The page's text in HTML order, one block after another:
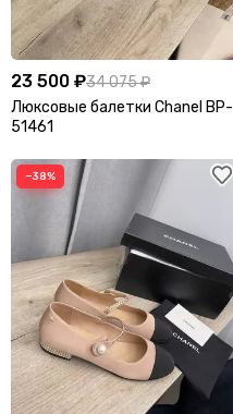
23 500 ₽34 075 ₽
Люксовые балетки Chanel BP-
51461
−38%